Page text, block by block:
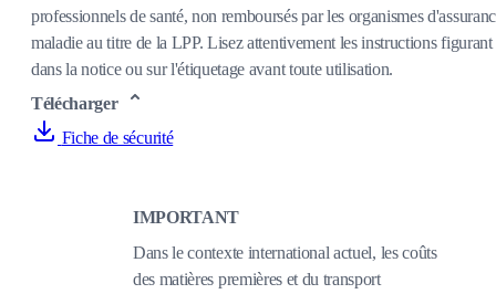
professionnels de santé, non remboursés par les organismes
maladie au titre de la LPP. Lisez attentivement les instructions figurant
dans la notice ou sur l'étiquetage avant toute utilisation.
Télécharger
Fiche de sécurité
IMPORTANT
Dans le contexte international actuel, les coûts
des matières premières et du transport